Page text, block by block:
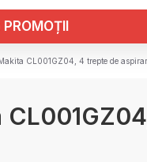
PROMOȚII
CL001GZ04, 4 trepte de